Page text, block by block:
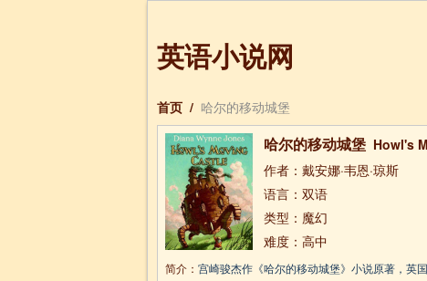
英语小说网
首页 / 哈尔的移动城堡
哈尔的移动城堡 Howl's
作者：戴安娜·韦恩·琼斯
语言：双语
类型：魔幻
难度：高中
简介：宫崎骏杰作《哈尔的移动城堡》小说原著，英